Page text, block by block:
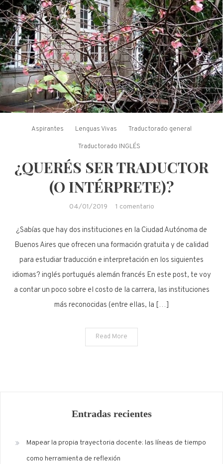
Aspirantes Lenguas Vivas Traductorado general
Traductorado INGLÉS
¿QUERÉS SER TRADUCTOR
(O INTÉRPRETE)?
04/01/2019 1 comentarioen
SER
TRADUCTOR
(O
¿Sabías que hay dos instituciones en la Ciudad Autónoma de
Buenos Aires que ofrecen una formación gratuita y de calidad
para estudiar traducción e interpretación en los siguientes
idiomas? inglés portugués alemán francés En este post, te voy
a contar un poco sobre el costo de la carrera, las instituciones
más reconocidas (entre ellas, la […]
Read More
Entradas recientes
Mapear la propia trayectoria docente: las líneas de tiempo
como herramienta de reflexión